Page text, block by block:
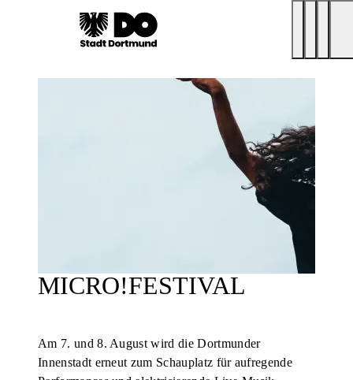
MICRO!FESTIVAL
Am 7. und 8. August wird die Dortmunder
Innenstadt erneut zum Schauplatz für aufregende